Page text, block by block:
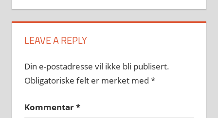
LEAVE A REPLY
Din e-postadresse vil ikke bli publisert.
Obligatoriske felt er merket med *
Kommentar*